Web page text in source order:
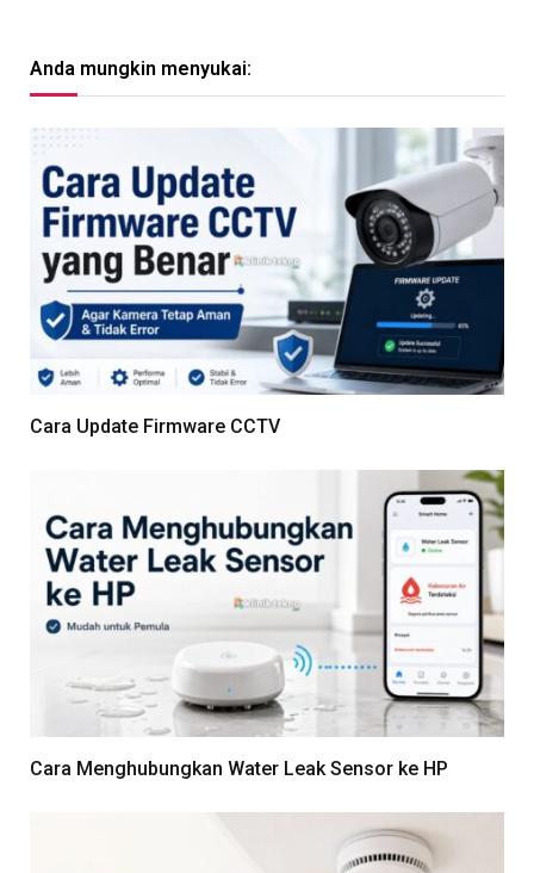
Anda mungkin menyukai:
Cara Update Firmware CCTV
Cara Menghubungkan Water Leak Sensor ke HP